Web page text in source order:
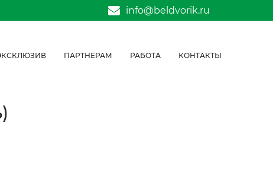
info@beldvorik.ru
ПАРТНЕРАМ РАБОТА КОНТАКТЫ